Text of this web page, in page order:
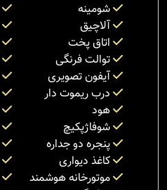
شومینه
آلاچیق
اتاق پخت
توالت فرنگی
آیفون تصویری
درب ریموت دار
هود
شوفاژپکیچ
پنجره دو جداره
کاغذ دیواری
موتورخانه هوشمند